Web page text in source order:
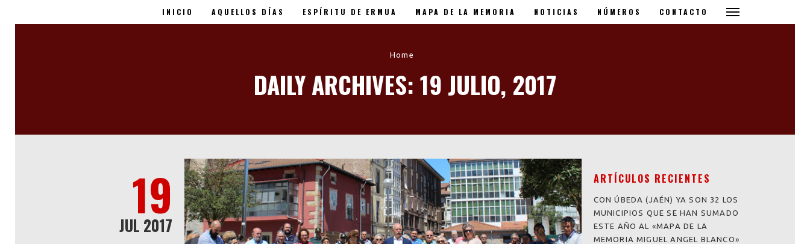
INICIO AQUELLOS DÍAS ESPÍRITU DE ERMUA MAPA DE LA MEMORIA NOTICIAS NÚMEROS CONTACTO
Miguel Ángel Blanco - XX Aniversario
Home
DAILY ARCHIVES: 19 JULIO, 2017
19
JUL 2017
ARTÍCULOS RECIENTES
CON ÚBEDA (JAÉN) YA SON 32 LOS
MUNICIPIOS QUE SE HAN SUMADO
ESTE AÑO AL «MAPA DE LA
MEMORIA MIGUEL ANGEL BLANCO»